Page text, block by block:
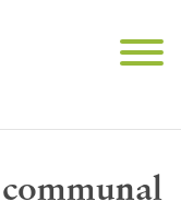
communal